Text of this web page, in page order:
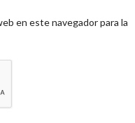
en este navegador para la